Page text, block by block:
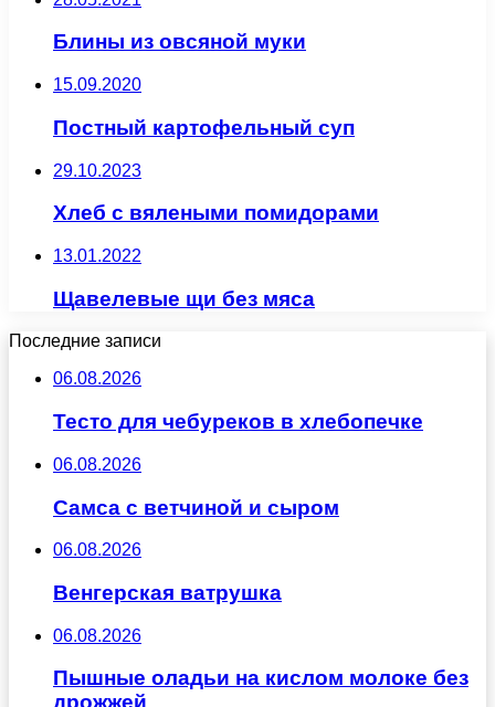
Блины из овсяной муки
15.09.2020
Постный картофельный суп
29.10.2023
Хлеб с вялеными помидорами
13.01.2022
Щавелевые щи без мяса
Последние записи
06.08.2026
Тесто для чебуреков в хлебопечке
06.08.2026
Самса с ветчиной и сыром
06.08.2026
Венгерская ватрушка
06.08.2026
Пышные оладьи на кислом молоке без